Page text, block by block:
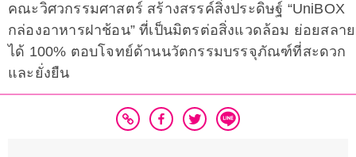
คณะวิศวกรรมศาสตร์ สร้างสรรค์สิ่งประดิษฐ์ “UniBOX
กล่องอาหารฝาช้อน” ที่เป็นมิตรต่อสิ่งแวดล้อม ย่อยสลาย
ได้ 100% ตอบโจทย์ด้านนวัตกรรมบรรจุภัณฑ์ที่สะดวก
และยั่งยืน